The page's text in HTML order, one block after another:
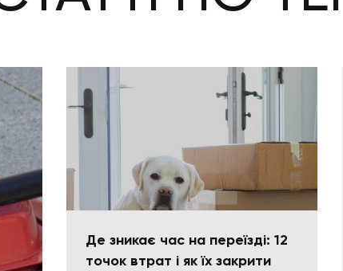
Де зникає час на переїзді: 12
точок втрат і як їх закрити